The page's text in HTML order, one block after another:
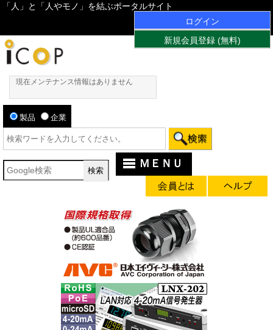
「人」と「人やモノ」を結ぶポータルサイト
ログイン
新規会員登録 (無料)
現在メンテナンス情報はありません
製品 企業
ＭＥＮＵ